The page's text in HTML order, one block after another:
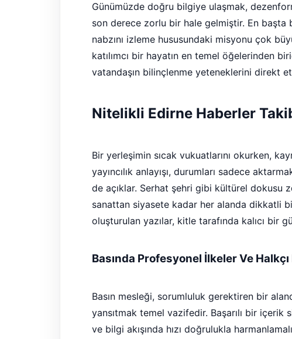
Günümüzde doğru bilgiye ulaşmak,
son derece zorlu bir hale gelmiştir. En
nabzını izleme hususundaki misyonu çok
katılımcı bir hayatın en temel öğelerinden
vatandaşın bilinçlenme yeteneklerini direkt
Nitelikli Edirne Haberler
Bir yerleşimin sıcak vukuatlarını okurken,
yayıncılık anlayışı, durumları sadece
de açıklar. Serhat şehri gibi kültürel dokusu
sanattan siyasete kadar her alanda dikkatli
oluşturulan yazılar, kitle tarafında kalıcı bir
Basında Profesyonel İlkeler Ve
Basın mesleği, sorumluluk gerektiren bir
yansıtmak temel vazifedir. Başarılı bir içerik
ve bilgi akışında hızı doğrulukla